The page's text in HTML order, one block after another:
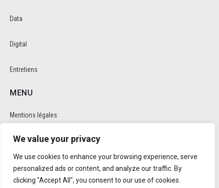
We value your privacy
We use cookies to enhance your browsing experience, serve
personalized ads or content, and analyze our traffic. By
clicking "Accept All", you consent to our use of cookies.
Data
Digital
Entretiens
MENU
Mentions légales
Politique de cookie et de confidentalité
RÉSEAUX SOCIAUX